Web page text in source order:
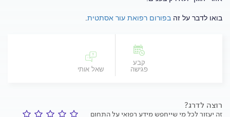
בואו לדבר על זה בפורום רפואת עור אסתטית
קבע
פגישה
שאל אותי
רוצה לדרג?
זה יעזור לכל מי שייחפש מידע רפואי על התחום